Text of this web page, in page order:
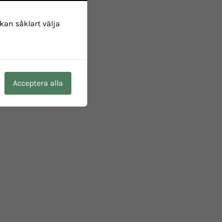
såklart välja
Acceptera alla